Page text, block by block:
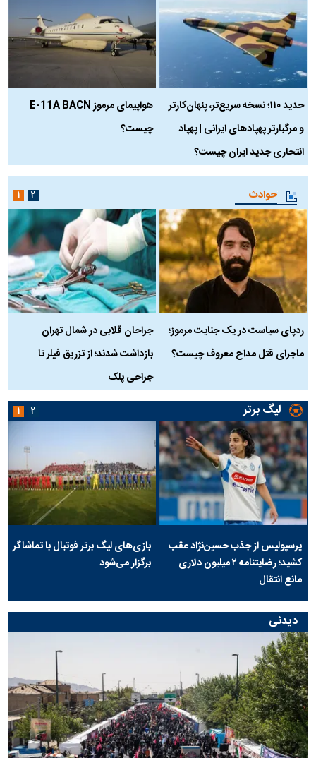
حدید ۱۱۰؛ نسخه سریع‌تر، پنهان‌کارتر
و مرگبارتر پهپادهای ایرانی | پهپاد
انتحاری جدید ایران چیست؟
هواپیمای مرموز E-11A BACN
چیست؟
حوادث
ردپای سیاست در یک جنایت مرموز؛
ماجرای قتل مداح معروف چیست؟
جراحان قلابی در شمال تهران
بازداشت شدند؛ از تزریق فیلر تا
جراحی پلک
۱ ۲
لیگ برتر
پرسپولیس از جذب حسین‌نژاد عقب
کشید؛ رضایتنامه ۲ میلیون دلاری
مانع انتقال
بازی‌های لیگ برتر فوتبال با تماشاگر
برگزار می‌شود
۱ ۲
دیدنی